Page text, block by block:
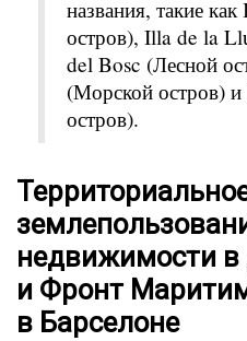
названия, такие
остров), Illa de la
del Bosc (Лесной
(Морской остров)
остров).
недвижимости
и Фронт
в Барселоне